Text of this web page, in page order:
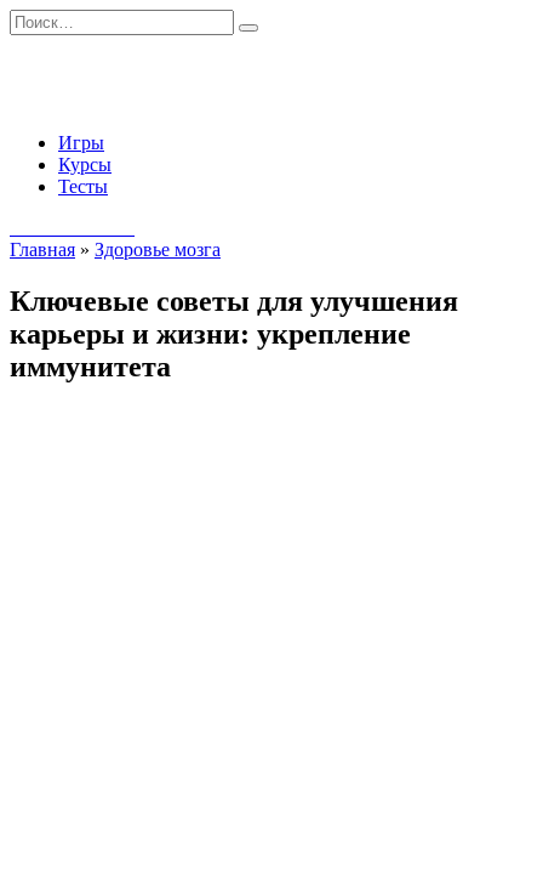
Перейти
к
Search
for:
Игры
Курсы
Тесты
Главная » Здоровье мозга
Ключевые советы для улучшения
карьеры и жизни: укрепление
иммунитета